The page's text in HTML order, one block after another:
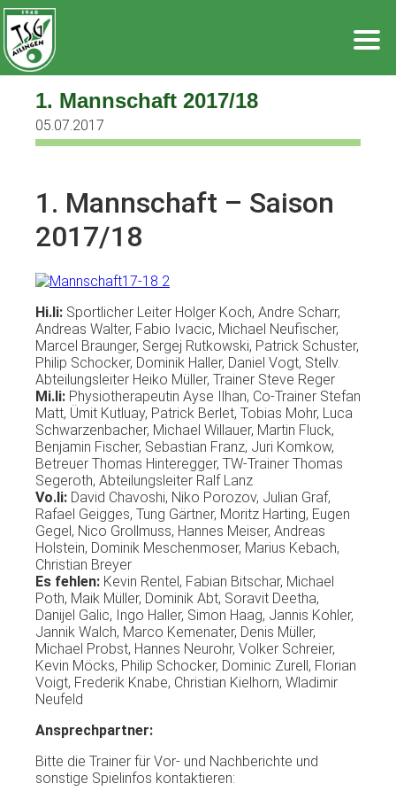
Zum
Inhalt
springen
1. Mannschaft 2017/18
05.07.2017
1. Mannschaft – Saison
2017/18
Hi.li: Sportlicher Leiter Holger Koch, Andre Scharr,
Andreas Walter, Fabio Ivacic, Michael Neufischer,
Marcel Braunger, Sergej Rutkowski, Patrick Schuster,
Philip Schocker, Dominik Haller, Daniel Vogt, Stellv.
Abteilungsleiter Heiko Müller, Trainer Steve Reger
Mi.li: Physiotherapeutin Ayse Ilhan, Co-Trainer Stefan
Matt, Ümit Kutluay, Patrick Berlet, Tobias Mohr, Luca
Schwarzenbacher, Michael Willauer, Martin Fluck,
Benjamin Fischer, Sebastian Franz, Juri Komkow,
Betreuer Thomas Hinteregger, TW-Trainer Thomas
Segeroth, Abteilungsleiter Ralf Lanz
Vo.li: David Chavoshi, Niko Porozov, Julian Graf,
Rafael Geigges, Tung Gärtner, Moritz Harting, Eugen
Gegel, Nico Grollmuss, Hannes Meiser, Andreas
Holstein, Dominik Meschenmoser, Marius Kebach,
Christian Breyer
Es fehlen: Kevin Rentel, Fabian Bitschar, Michael
Poth, Maik Müller, Dominik Abt, Soravit Deetha,
Danijel Galic, Ingo Haller, Simon Haag, Jannis Kohler,
Jannik Walch, Marco Kemenater, Denis Müller,
Michael Probst, Hannes Neurohr, Volker Schreier,
Kevin Möcks, Philip Schocker, Dominic Zurell, Florian
Voigt, Frederik Knabe, Christian Kielhorn, Wladimir
Neufeld
Ansprechpartner:
Bitte die Trainer für Vor- und Nachberichte und
sonstige Spielinfos kontaktieren: